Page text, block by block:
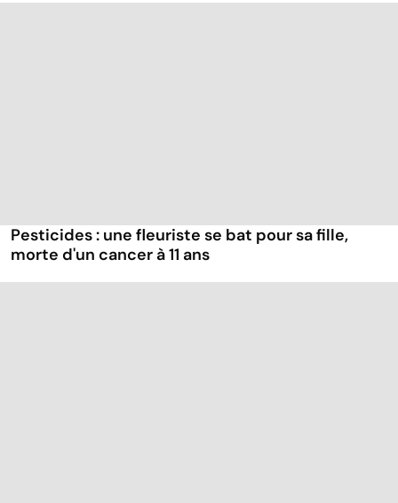
Pesticides : une fleuriste se bat pour sa fille,
morte d'un cancer à 11 ans